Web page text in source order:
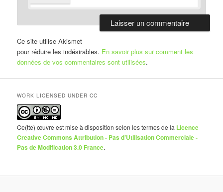
Ce site utilise Akismet
pour réduire les indésirables. En savoir plus sur comment les
données de vos commentaires sont utilisées.
WORK LICENSED UNDER CC
Ce(tte) œuvre est mise à disposition selon les termes de la Licence
Creative Commons Attribution - Pas d’Utilisation Commerciale -
Pas de Modification 3.0 France.